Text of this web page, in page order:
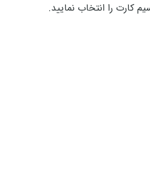
کارت را انتخاب نمایید.